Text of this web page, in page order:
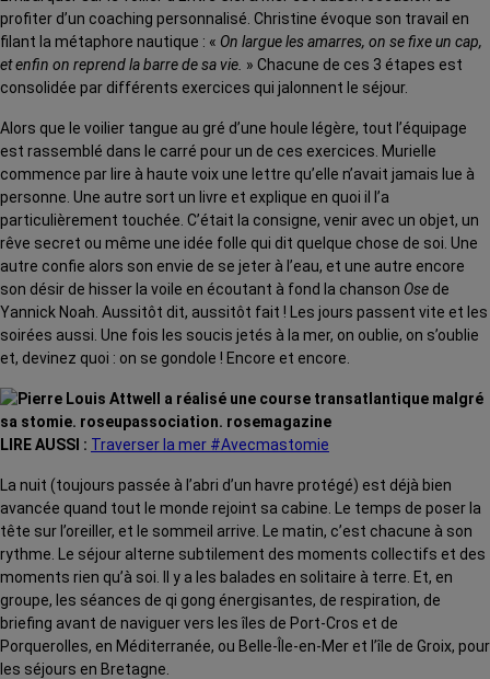
profiter d’un coaching personnalisé. Christine évoque son travail en
filant la métaphore nautique : « On largue les amarres, on se fixe un cap,
et enfin on reprend la barre de sa vie. » Chacune de ces 3 étapes est
consolidée par différents exercices qui jalonnent le séjour.
Alors que le voilier tangue au gré d’une houle légère, tout l’équipage
est rassemblé dans le carré pour un de ces exercices. Murielle
commence par lire à haute voix une lettre qu’elle n’avait jamais lue à
personne. Une autre sort un livre et explique en quoi il l’a
particulièrement touchée. C’était la consigne, venir avec un objet, un
rêve secret ou même une idée folle qui dit quelque chose de soi. Une
autre confie alors son envie de se jeter à l’eau, et une autre encore
son désir de hisser la voile en écoutant à fond la chanson Ose de
Yannick Noah. Aussitôt dit, aussitôt fait ! Les jours passent vite et les
soirées aussi. Une fois les soucis jetés à la mer, on oublie, on s’oublie
et, devinez quoi : on se gondole ! Encore et encore.
LIRE AUSSI : Traverser la mer #Avecmastomie
La nuit (toujours passée à l’abri d’un havre protégé) est déjà bien
avancée quand tout le monde rejoint sa cabine. Le temps de poser la
tête sur l’oreiller, et le sommeil arrive. Le matin, c’est chacune à son
rythme. Le séjour alterne subtilement des moments collectifs et des
moments rien qu’à soi. Il y a les balades en solitaire à terre. Et, en
groupe, les séances de qi gong énergisantes, de respiration, de
briefing avant de naviguer vers les îles de Port-Cros et de
Porquerolles, en Méditerranée, ou Belle-Île-en-Mer et l’île de Groix, pour
les séjours en Bretagne.